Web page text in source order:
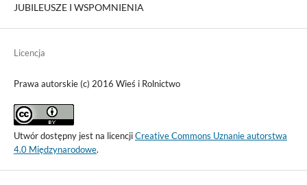
JUBILEUSZE I WSPOMNIENIA
Licencja
Prawa autorskie (c) 2016 Wieś i Rolnictwo
Utwór dostępny jest na licencjiCreative Commons Uznanie autorstwa
4.0 Międzynarodowe.